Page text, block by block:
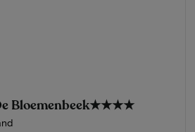
Bloemenbeek★★★★